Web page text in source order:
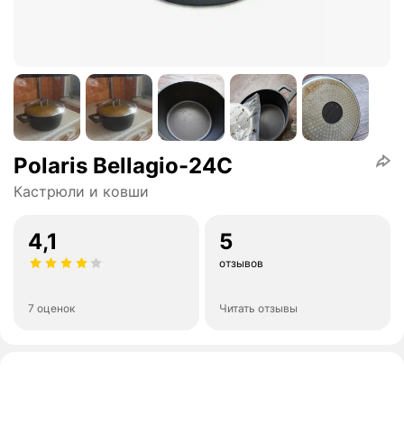
Polaris Bellagio-24C
Кастрюли и ковши
4,1
7 оценок
5
отзывов
Читать отзывы